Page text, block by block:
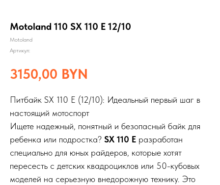
Motoland 110 SX 110 E 12/10
Motoland
Артикул:
3150,00 BYN
Питбайк SX 110 E (12/10): Идеальный первый шаг в
настоящий мотоспорт
Ищете надежный, понятный и безопасный байк для
ребенка или подростка? SX 110 E разработан
специально для юных райдеров, которые хотят
пересесть с детских квадроциклов или 50-кубовых
моделей на серьезную внедорожную технику. Это